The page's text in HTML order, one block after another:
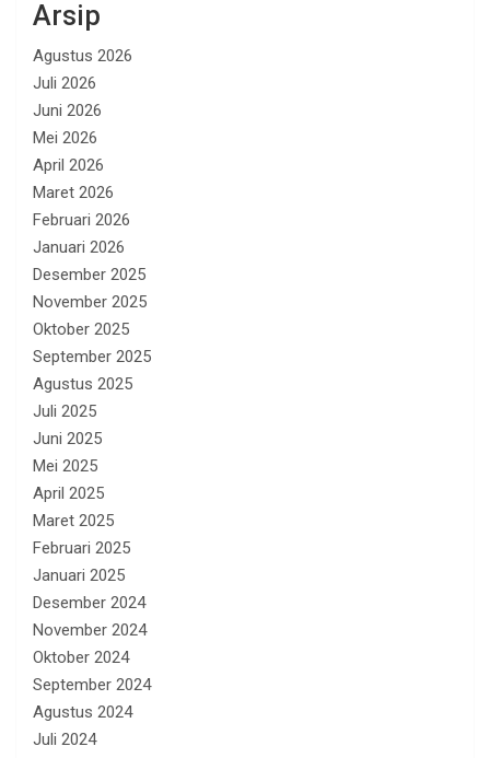
Arsip
Agustus 2026
Juli 2026
Juni 2026
Mei 2026
April 2026
Maret 2026
Februari 2026
Januari 2026
Desember 2025
November 2025
Oktober 2025
September 2025
Agustus 2025
Juli 2025
Juni 2025
Mei 2025
April 2025
Maret 2025
Februari 2025
Januari 2025
Desember 2024
November 2024
Oktober 2024
September 2024
Agustus 2024
Juli 2024